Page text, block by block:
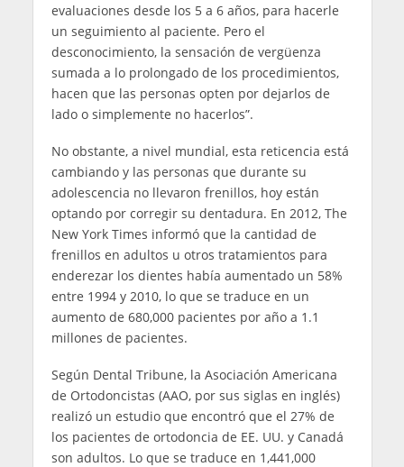
evaluaciones desde los 5 a 6 años, para hacerle
un seguimiento al paciente. Pero el
desconocimiento, la sensación de vergüenza
sumada a lo prolongado de los procedimientos,
hacen que las personas opten por dejarlos de
lado o simplemente no hacerlos”.
No obstante, a nivel mundial, esta reticencia está
cambiando y las personas que durante su
adolescencia no llevaron frenillos, hoy están
optando por corregir su dentadura. En 2012, The
New York Times informó que la cantidad de
frenillos en adultos u otros tratamientos para
enderezar los dientes había aumentado un 58%
entre 1994 y 2010, lo que se traduce en un
aumento de 680,000 pacientes por año a 1.1
millones de pacientes.
Según Dental Tribune, la Asociación Americana
de Ortodoncistas (AAO, por sus siglas en inglés)
realizó un estudio que encontró que el 27% de
los pacientes de ortodoncia de EE. UU. y Canadá
son adultos. Lo que se traduce en 1,441,000